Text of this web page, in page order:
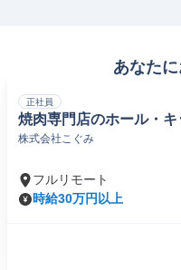
あなた
正社員
焼肉専門店のホール・キ
株式会社こぐみ
フルリモート
時給30万円以上